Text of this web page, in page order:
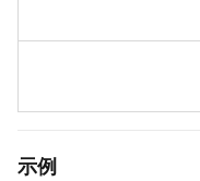
示例